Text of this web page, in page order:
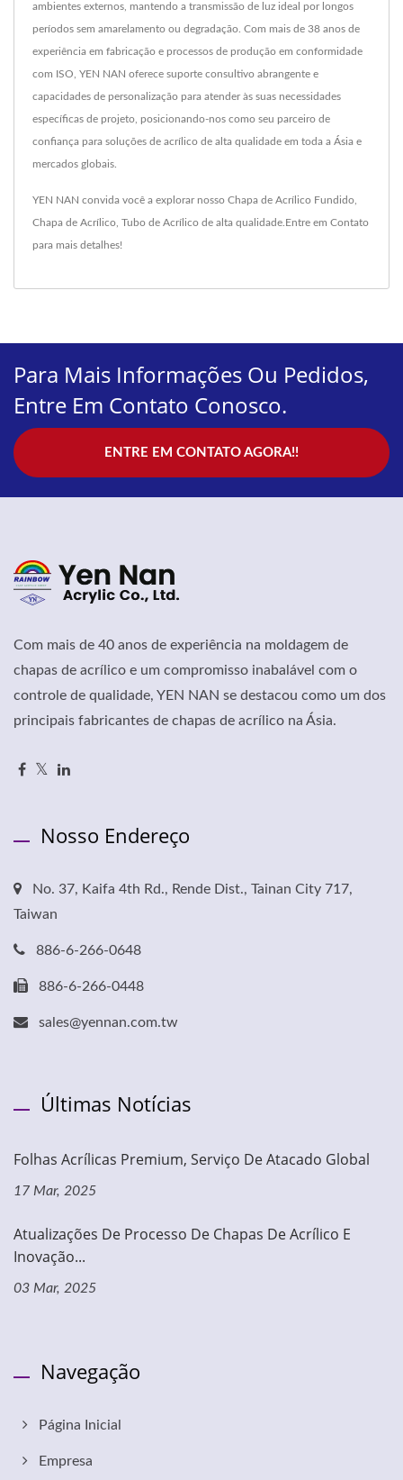
ambientes externos, mantendo a transmissão de luz ideal por longos
períodos sem amarelamento ou degradação. Com mais de 38 anos de
experiência em fabricação e processos de produção em conformidade
com ISO, YEN NAN oferece suporte consultivo abrangente e
capacidades de personalização para atender às suas necessidades
específicas de projeto, posicionando-nos como seu parceiro de
confiança para soluções de acrílico de alta qualidade em toda a Ásia e
mercados globais.
YEN NAN convida você a explorar nosso Chapa de Acrílico Fundido
Chapa de Acrílico Tubo de Acrílico de alta qualidade. Entre em Contato
para mais detalhes!
Para Mais Informações Ou Pedidos,
Entre Em Contato Conosco.
ENTRE EM CONTATO AGORA!!
Com mais de 40 anos de experiência na moldagem de
chapas de acrílico e um compromisso inabalável com o
controle de qualidade, YEN NAN se destacou como um dos
principais fabricantes de chapas de acrílico na Ásia.
Nosso Endereço
No. 37, Kaifa 4th Rd., Rende Dist., Tainan City 717,
Taiwan
886-6-266-0648
886-6-266-0448
sales@yennan.com.tw
Últimas Notícias
Folhas Acrílicas Premium, Serviço De Atacado Global
17 Mar, 2025
Atualizações De Processo De Chapas De Acrílico E
Inovação...
03 Mar, 2025
Navegação
Página Inicial
Empresa